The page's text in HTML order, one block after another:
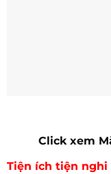
Click xem
Tiện ích tiện nghi